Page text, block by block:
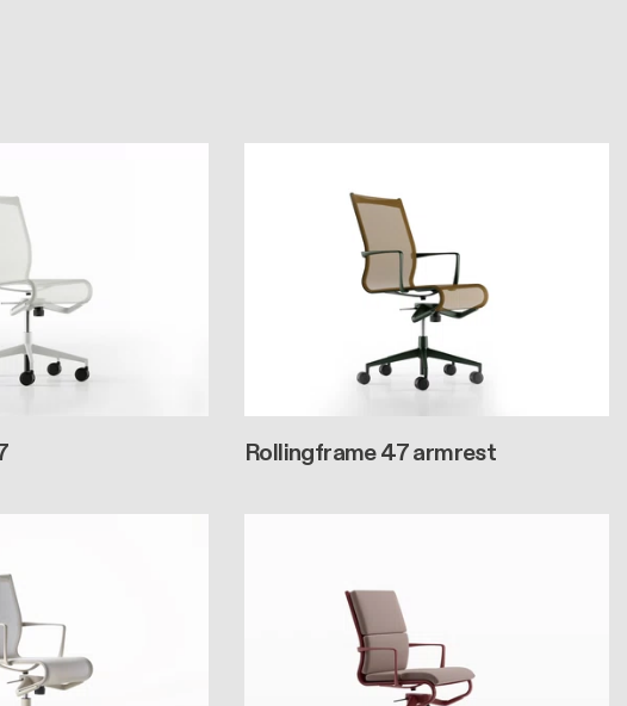
Rollingframe 47 armrest